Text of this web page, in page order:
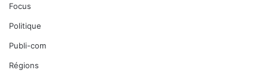
Focus
Politique
Publi-com
Régions